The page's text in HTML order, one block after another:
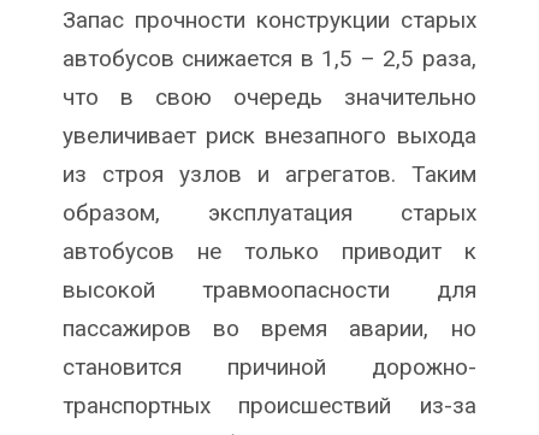
Запас прочности конструкции старых
автобусов снижается в 1,5 – 2,5 раза,
что в свою очередь значительно
увеличивает риск внезапного выхода
из строя узлов и агрегатов. Таким
образом, эксплуатация старых
автобусов не только приводит к
высокой травмоопасности для
пассажиров во время аварии, но
становится причиной дорожно-
транспортных происшествий из-за